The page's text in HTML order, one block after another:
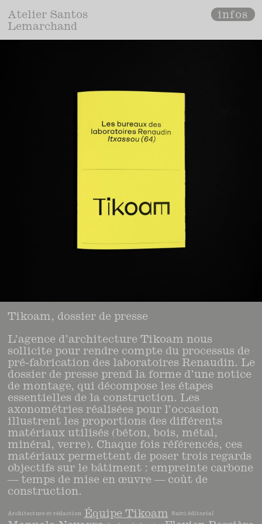
Tikoam, dossier de presse
L’agence d’architecture Tikoam nous
sollicite pour rendre compte du processus de
pré-fabrication des laboratoires Renaudin. Le
dossier de presse prend la forme d’une notice
de montage, qui décompose les étapes
essentielles de la construction. Les
axonométries réalisées pour l’occasion
illustrent les proportions des différents
matériaux utilisés (béton, bois, métal,
minéral, verre). Chaque fois référencés, ces
matériaux permettent de poser trois regards
objectifs sur le bâtiment : empreinte carbone
— temps de mise en œuvre — coût de
construction.
Architecture et rédaction Équipe Tikoam Suivi éditorial
Atelier Santos
Lemarchand
infos